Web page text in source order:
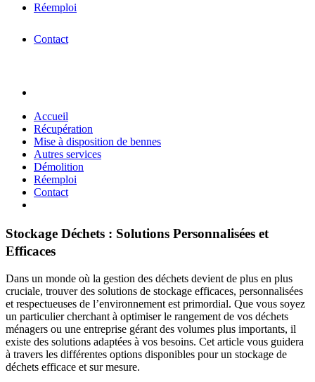
Réemploi
Contact
Accueil
Récupération
Mise à disposition de bennes
Autres services
Démolition
Réemploi
Contact
Stockage Déchets : Solutions Personnalisées et
Efficaces
Dans un monde où la gestion des déchets devient de plus en plus
cruciale, trouver des solutions de stockage efficaces, personnalisées
et respectueuses de l’environnement est primordial. Que vous soyez
un particulier cherchant à optimiser le rangement de vos déchets
ménagers ou une entreprise gérant des volumes plus importants, il
existe des solutions adaptées à vos besoins. Cet article vous guidera
à travers les différentes options disponibles pour un stockage de
déchets efficace et sur mesure.